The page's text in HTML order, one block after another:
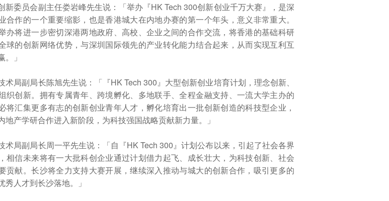
新委员会副主任娄岩峰先生说：「举办『HK Tech 300创新创业千万大赛』，是深
合作的一个重要缩影，也是香港城大在内地办赛的第一个年头，意义非常重大。
办将进一步密切深港两地政府、高校、企业之间的合作交流，将香港的基础科研
球的创新网络优势，与深圳国际领先的产业转化能力结合起来，从而实现互利互
」
术局副局长陈旭先生说：「『HK Tech 300』大型创新创业培育计划，理念创新、
织创新。拥有专属青年、跨境孵化、多地联手、全程金融支持、一流大学主办的
将汇集更多有志的创新创业青年人才，孵化培育出一批创新创造的科技型企业，
地产学研合作进入新阶段，为科技强国战略贡献新力量。」
术局副局长周一平先生说：「自『HK Tech 300』计划公布以来，引起了社会各界
相信未来将有一大批科创企业通过计划借力起飞、成长壮大，为科技创新、社会
贡献。长沙将全力支持大赛开展，继续深入推动与城大的创新合作，吸引更多的
秀人才到长沙落地。」